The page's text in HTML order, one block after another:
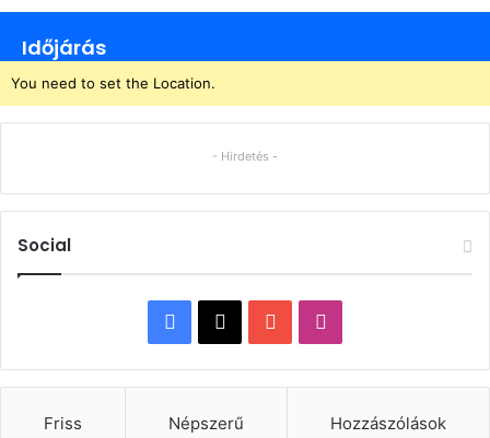
Időjárás
You need to set the Location.
- Hirdetés -
Social
Facebook
X YouTube
Friss Népszerű Hozzászólások